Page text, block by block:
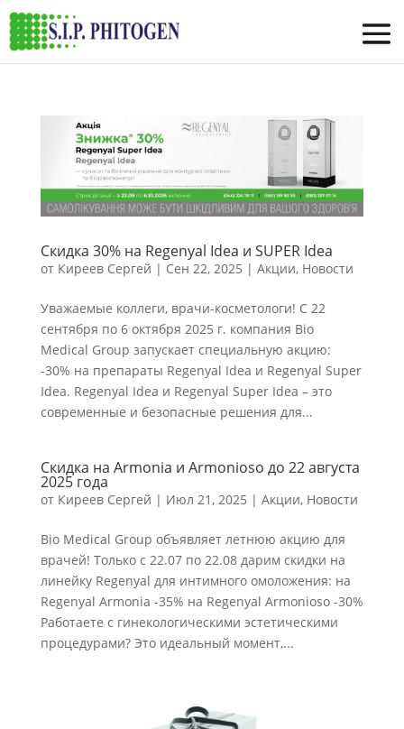
Скидка 30% на Regenyal Idea и SUPER Idea
от Киреев Сергей | Сен 22, 2025 | Акции, Новости
Уважаемые коллеги, врачи-косметологи! С 22
сентября по 6 октября 2025 г. компания Bio
Medical Group запускает специальную акцию:
-30% на препараты Regenyal Idea и Regenyal Super
Idea. Regenyal Idea и Regenyal Super Idea – это
современные и безопасные решения для...
Скидка на Armonia и Armonioso до 22 августа
2025 года
от Киреев Сергей | Июл 21, 2025 | Акции, Новости
Bio Medical Group объявляет летнюю акцию для
врачей! Только с 22.07 по 22.08 дарим скидки на
линейку Regenyal для интимного омоложения: на
Regenyal Armonia -35% на Regenyal Armonioso -30%
Работаете с гинекологическими эстетическими
процедурами? Это идеальный момент,...